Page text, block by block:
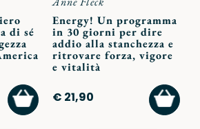
di sé
AGGIUNGI
AL
CARRELLO
Energy! Un programma
in 30 giorni per dire
addio alla stanchezza e
ritrovare forza, vigore
e vitalità
€ 21,90
AL